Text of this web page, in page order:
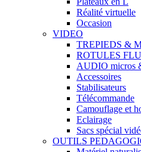
Réalité virtuelle
Occasion
VIDEO
TREPIEDS &
ROTULES
AUDIO micros
Accessoires
Stabilisateurs
Télécommande
Camouflage et
Eclairage
Sacs spécial
OUTILS